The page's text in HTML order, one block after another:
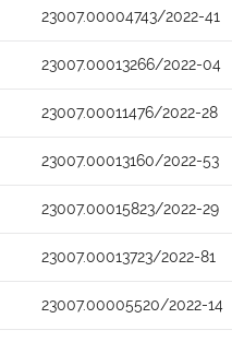
23007.00004743/2022-41
23007.00013266/2022-04
23007.00011476/2022-28
23007.00013160/2022-53
23007.00015823/2022-29
23007.00013723/2022-81
23007.00005520/2022-14